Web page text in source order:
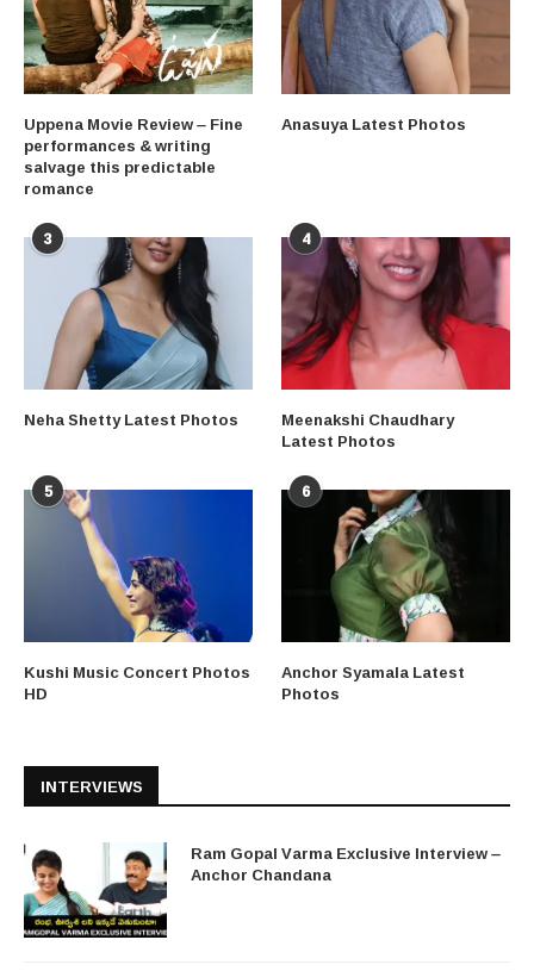
Uppena Movie Review – Fine
performances & writing
salvage this predictable
romance
Anasuya Latest Photos
3
Neha Shetty Latest Photos
4
Meenakshi Chaudhary
Latest Photos
5
Kushi Music Concert Photos
HD
6
Anchor Syamala Latest
Photos
INTERVIEWS
Ram Gopal Varma Exclusive Interview –
Anchor Chandana